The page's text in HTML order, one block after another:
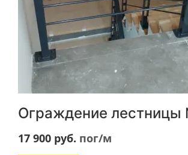
Ограждение лестницы
17 900 руб. пог/м